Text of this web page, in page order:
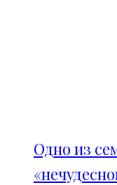
Одно из